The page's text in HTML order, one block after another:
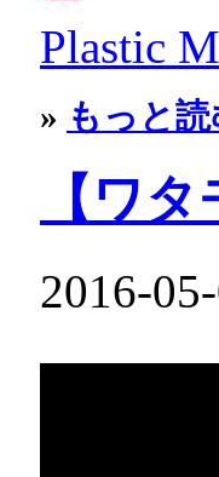
Plastic
» もっと
【ワ
2016-